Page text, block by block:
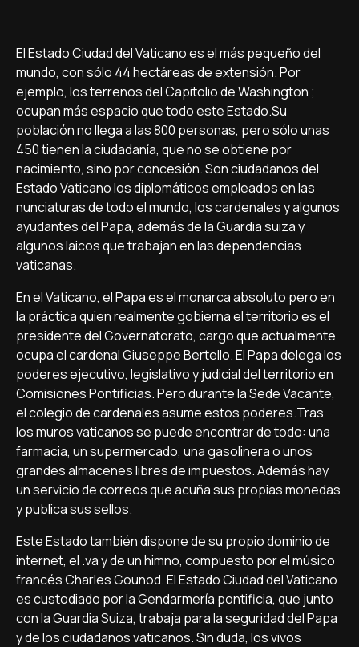
El Estado Ciudad del Vaticano es el más pequeño del
mundo, con sólo 44 hectáreas de extensión. Por
ejemplo, los terrenos del Capitolio de Washington ;
ocupan más espacio que todo este Estado.Su
población no llega a las 800 personas, pero sólo unas
450 tienen la ciudadanía, que no se obtiene por
nacimiento, sino por concesión. Son ciudadanos del
Estado Vaticano los diplomáticos empleados en las
nunciaturas de todo el mundo, los cardenales y algunos
ayudantes del Papa, además de la Guardia suiza y
algunos laicos que trabajan en las dependencias
vaticanas.
En el Vaticano, el Papa es el monarca absoluto pero en
la práctica quien realmente gobierna el territorio es el
presidente del Governatorato, cargo que actualmente
ocupa el cardenal Giuseppe Bertello. El Papa delega los
poderes ejecutivo, legislativo y judicial del territorio en
Comisiones Pontificias. Pero durante la Sede Vacante,
el colegio de cardenales asume estos poderes.Tras
los muros vaticanos se puede encontrar de todo: una
farmacia, un supermercado, una gasolinera o unos
grandes almacenes libres de impuestos. Además hay
un servicio de correos que acuña sus propias monedas
y publica sus sellos.
Este Estado también dispone de su propio dominio de
internet, el .va y de un himno, compuesto por el músico
francés Charles Gounod. El Estado Ciudad del Vaticano
es custodiado por la Gendarmería pontificia, que junto
con la Guardia Suiza, trabaja para la seguridad del Papa
y de los ciudadanos vaticanos. Sin duda, los vivos